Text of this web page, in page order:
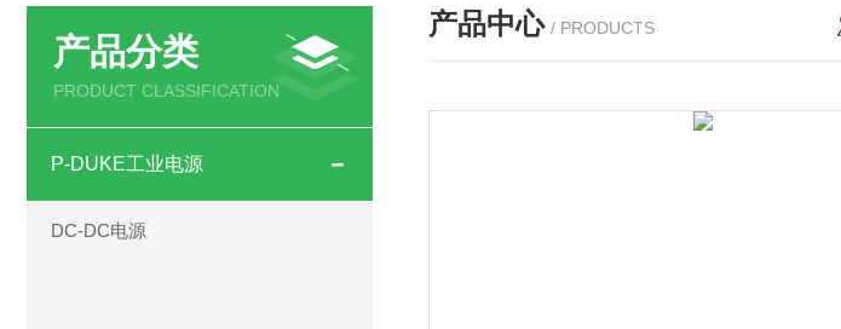
产品分类
PRODUCT CLASSIFICATION
P-DUKE工业电源
DC-DC电源
产品中心 / PRODUCTS